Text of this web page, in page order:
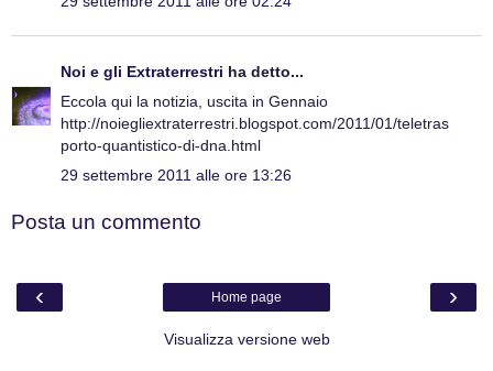
Noi e gli Extraterrestri ha detto...
Eccola qui la notizia, uscita in Gennaio
http://noiegliextraterrestri.blogspot.com/2011/01/teletras
porto-quantistico-di-dna.html
29 settembre 2011 alle ore 13:26
Posta un commento
‹ ›
Home page
Visualizza versione web